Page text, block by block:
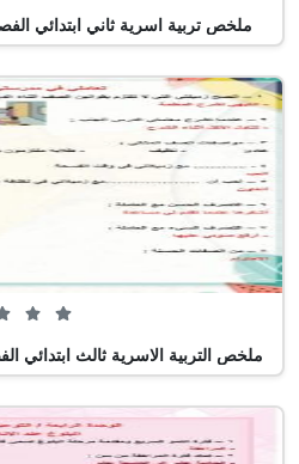
ملخص تربية اسرية ثاني ابتدائي
ملخص التربية الاسرية ثالث ابتدائي